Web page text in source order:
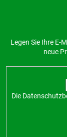
Legen Sie Ihre E-
neue
Die